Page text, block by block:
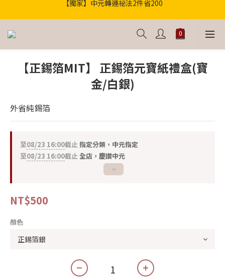
歡迎光臨！全店滿1000免運
歡迎光臨！全店滿1000免運
【正錫箔MIT】 正錫箔元寶紙禮盒(寶
金/白銀)
外省純錫箔
至08/23 16:00截止指定分類，中元指定
至08/23 16:00截止全店，慶讚中元
NT$500
顏色